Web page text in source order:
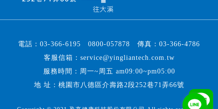
電話： 03-366-6195 0800-057878 傳真： 03-366-4786
客服信箱： service@yingliantech.com.tw
服務時間：周一~周五 am09:00~pm05:00
地 址：桃園市八德區介壽路2段252巷71弄66號